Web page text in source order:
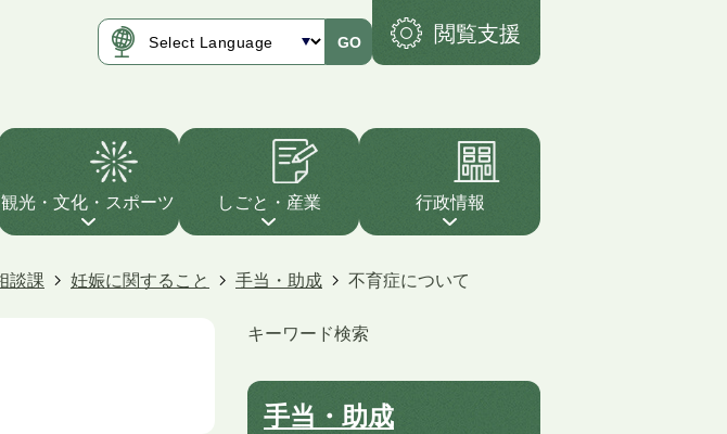
GO 閲覧支援
観光・文化・スポーツ しごと・産業 行政情報
談課 妊娠に関すること 手当・助成 不育症について
キーワード検索
手当・助成